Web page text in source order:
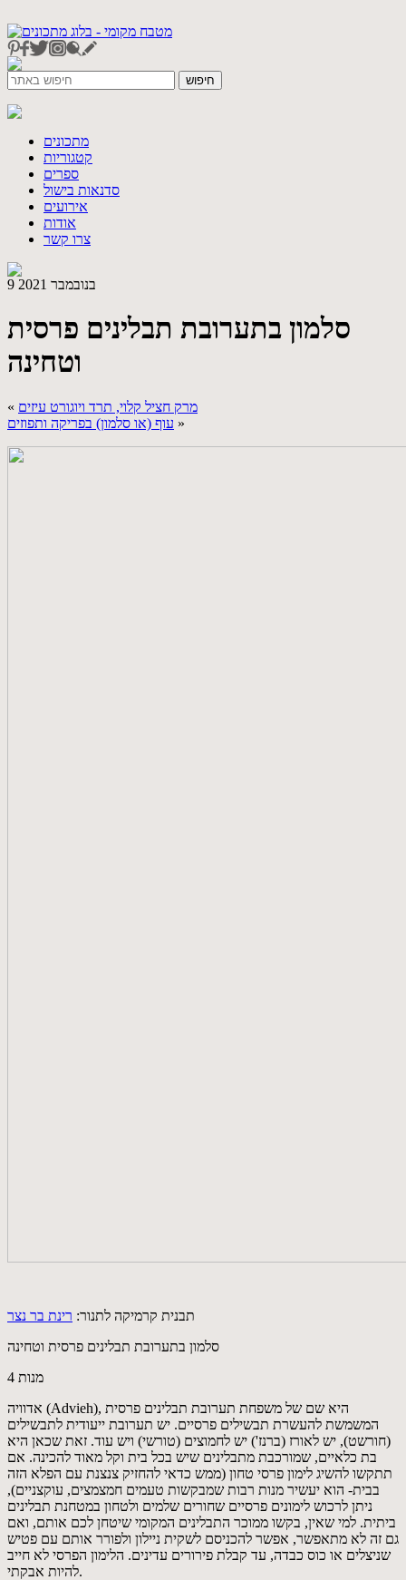
מתכונים
קטגוריות
ספרים
סדנאות בישול
אירועים
אודות
צרו קשר
9 בנובמבר 2021
סלמון בתערובת תבלינים פרסית
וטחינה
« מרק חציל קלוי, תרד ויוגורט עיזים
עוף (או סלמון) בפריקה ותפוזים »
תבנית קרמיקה לתנור: רינת בר נצר
סלמון בתערובת תבלינים פרסית וטחינה
4 מנות
אדוויה (Advieh), היא שם של משפחת תערובת תבלינים פרסית
המשמשת להעשרת תבשילים פרסיים. יש תערובת ייעודית לתבשילים
(חורשט), יש לאורז (ברנז') יש לחמוצים (טורשי) ויש עוד. זאת שכאן היא
בת כלאיים, שמורכבת מתבלינים שיש בכל בית וקל מאוד להכינה. אם
תתקשו להשיג לימון פרסי טחון (ממש כדאי להחזיק צנצנת עם הפלא הזה
בבית- הוא יעשיר מנות רבות שמבקשות טעמים חמצמצים, עוקצניים),
ניתן לרכוש לימונים פרסיים שחורים שלמים ולטחון במטחנת תבלינים
ביתית. למי שאין, בקשו ממוכר התבלינים המקומי שיטחן לכם אותם, ואם
גם זה לא מתאפשר, אפשר להכניסם לשקית ניילון ולפורר אותם עם פטיש
שניצלים או כוס כבדה, עד קבלת פירורים עדינים. הלימון הפרסי לא חייב
להיות אבקתי.